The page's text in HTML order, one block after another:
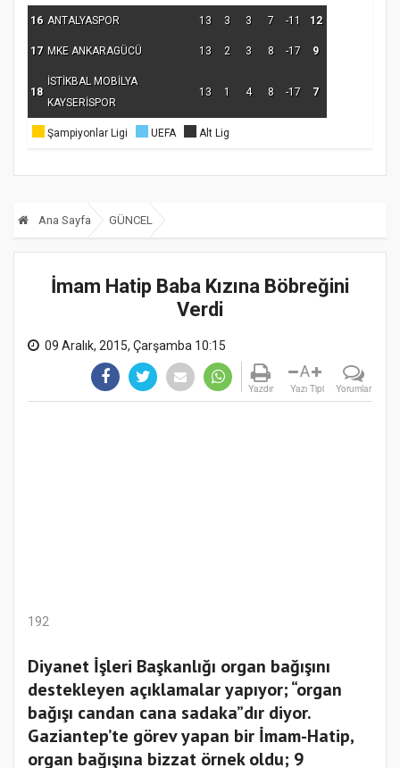
16 ANTALYASPOR 13 3 3 7 -11 12
17 MKE ANKARAGÜCÜ 13 2 3 8 -17 9
18
İSTİKBAL MOBİLYA
KAYSERİSPOR
13 1 4 8 -17 7
Şampiyonlar Ligi UEFA Alt Lig
Ana Sayfa GÜNCEL
İmam Hatip Baba Kızına Böbreğini
Verdi
09 Aralık, 2015, Çarşamba 10:15
Yazdır
A
Yazı Tipi Yorumlar
192
Diyanet İşleri Başkanlığı organ bağışını
destekleyen açıklamalar yapıyor; “organ
bağışı candan cana sadaka”dır diyor.
Gaziantep’te görev yapan bir İmam-Hatip,
organ bağışına bizzat örnek oldu; 9